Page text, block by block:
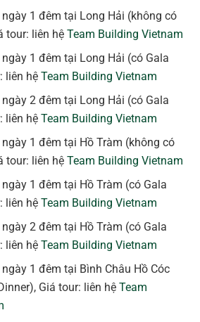
1 đêm tại Long Hải (không có
tour: liên hệTeam Building Vietnam
1 đêm tại Long Hải (có Gala
liên hệTeam Building Vietnam
2 đêm tại Long Hải (có Gala
liên hệTeam Building Vietnam
1 đêm tại Hồ Tràm (không có
tour: liên hệTeam Building Vietnam
1 đêm tại Hồ Tràm (có Gala
liên hệTeam Building Vietnam
2 đêm tại Hồ Tràm (có Gala
liên hệTeam Building Vietnam
1 đêm tại Bình Châu Hồ Cóc
Giá tour: liên hệTeam